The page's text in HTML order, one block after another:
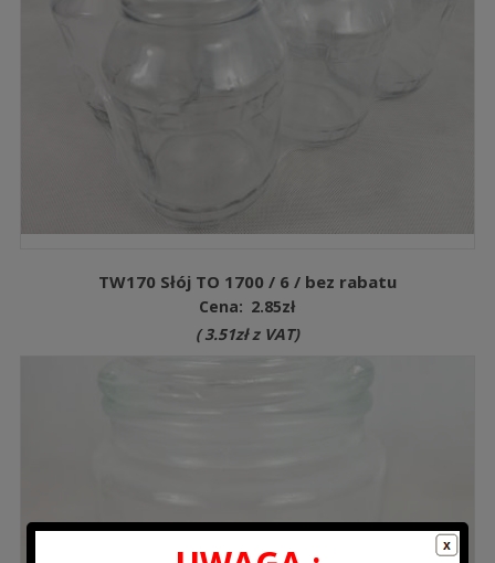
TW170 Słój TO 1700 / 6 / bez rabatu
Cena: 2.85zł
( 3.51złz VAT)